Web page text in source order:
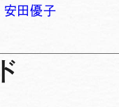
安田優子